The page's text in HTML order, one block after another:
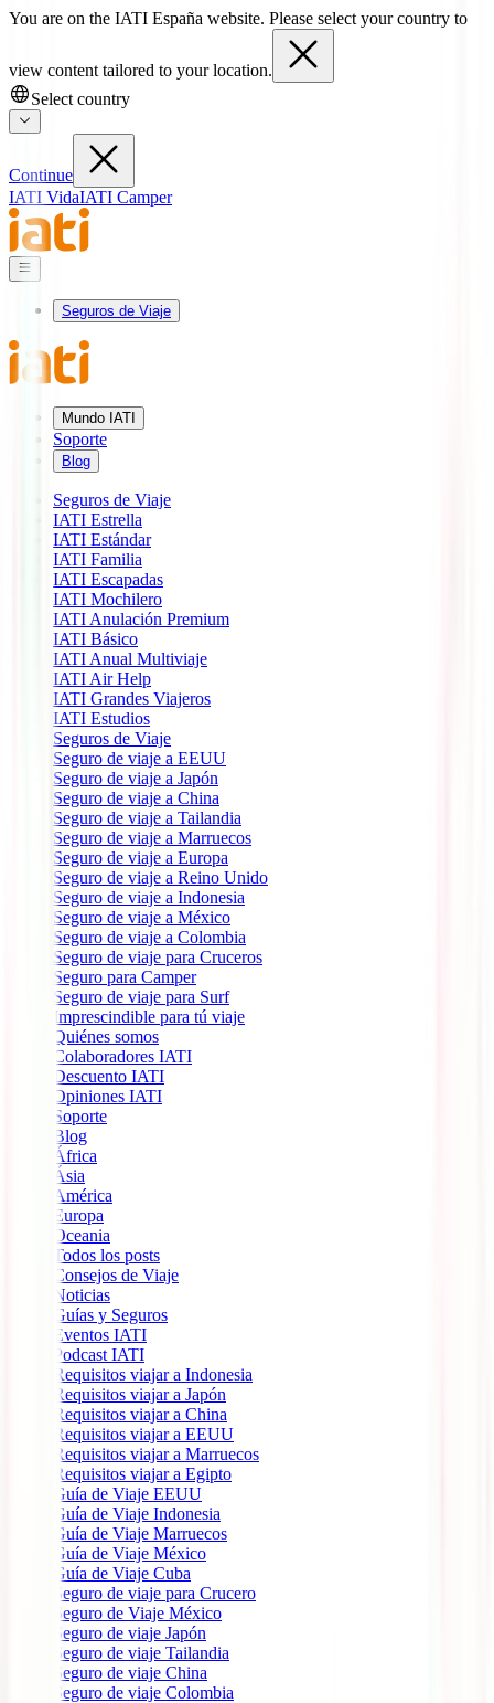
You are on the IATI España website. Please select your country to
view content tailored to your location.
Select country
Continue
IATI VidaIATI Camper
Seguros de Viaje
Mundo IATI
Soporte
Blog
Seguros de Viaje
IATI Estrella
IATI Estándar
IATI Familia
IATI Escapadas
IATI Mochilero
IATI Anulación Premium
IATI Básico
IATI Anual Multiviaje
IATI Air Help
IATI Grandes Viajeros
IATI Estudios
Seguros de Viaje
Seguro de viaje a EEUU
Seguro de viaje a Japón
Seguro de viaje a China
Seguro de viaje a Tailandia
Seguro de viaje a Marruecos
Seguro de viaje a Europa
Seguro de viaje a Reino Unido
Seguro de viaje a Indonesia
Seguro de viaje a México
Seguro de viaje a Colombia
Seguro de viaje para Cruceros
Seguro para Camper
Seguro de viaje para Surf
Imprescindible para tú viaje
Quiénes somos
Colaboradores IATI
Descuento IATI
Opiniones IATI
Soporte
Blog
África
Ásia
América
Europa
Oceania
Todos los posts
Consejos de Viaje
Noticias
Guías y Seguros
Eventos IATI
Podcast IATI
Requisitos viajar a Indonesia
Requisitos viajar a Japón
Requisitos viajar a China
Requisitos viajar a EEUU
Requisitos viajar a Marruecos
Requisitos viajar a Egipto
Guía de Viaje EEUU
Guía de Viaje Indonesia
Guía de Viaje Marruecos
Guía de Viaje México
Guía de Viaje Cuba
Seguro de viaje para Crucero
Seguro de Viaje México
Seguro de viaje Japón
Seguro de viaje Tailandia
Seguro de viaje China
Seguro de viaje Colombia